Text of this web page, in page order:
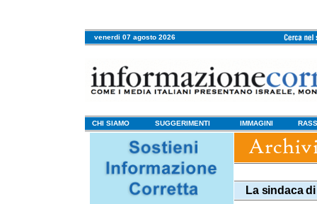
venerdi 07 agosto 2026
CHI SIAMO SUGGERIMENTI IMMAGINI
La sindaca